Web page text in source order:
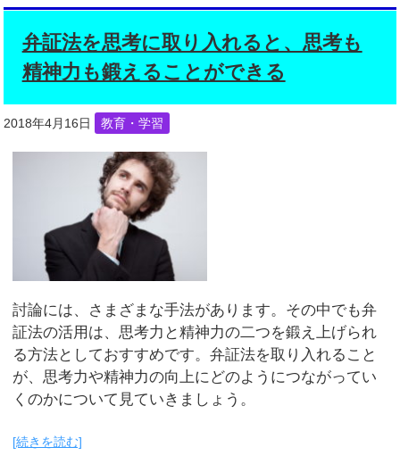
弁証法を思考に取り入れると、思考も
精神力も鍛えることができる
2018年4月16日 教育・学習
討論には、さまざまな手法があります。その中でも弁
証法の活用は、思考力と精神力の二つを鍛え上げられ
る方法としておすすめです。弁証法を取り入れること
が、思考力や精神力の向上にどのようにつながってい
くのかについて見ていきましょう。
[続きを読む]